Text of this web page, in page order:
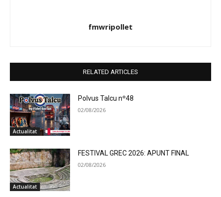
fmwripollet
RELATED ARTICLES
Actualitat
Polvus Talcu nº48
02/08/2026
Actualitat
FESTIVAL GREC 2026: APUNT FINAL
02/08/2026